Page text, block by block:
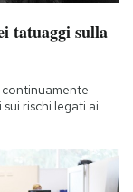
tatuaggi sulla
rischi legati ai